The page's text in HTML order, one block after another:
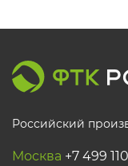
Российский
Москва +7 499